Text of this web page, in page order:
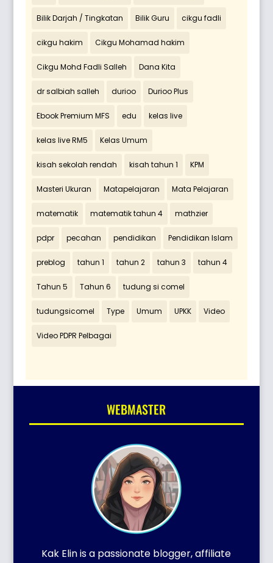
Bilik Darjah / Tingkatan Bilik Guru cikgu fadli
cikgu hakim Cikgu Mohamad hakim
Cikgu Mohd Fadli Salleh Dana Kita
dr salbiah salleh durioo Durioo Plus
Ebook Premium MFS edu kelas live
kelas live RM5 Kelas Umum
kisah sekolah rendah kisah tahun 1 KPM
Masteri Ukuran Matapelajaran Mata Pelajaran
matematik matematik tahun 4 mathzier
pdpr pecahan pendidikan Pendidikan Islam
preblog tahun 1 tahun 2 tahun 3 tahun 4
Tahun 5 Tahun 6 tudung si comel
tudungsicomel Type Umum UPKK Video
Video PDPR Pelbagai
WEBMASTER
Kak Elin is a passionate blogger, affiliate